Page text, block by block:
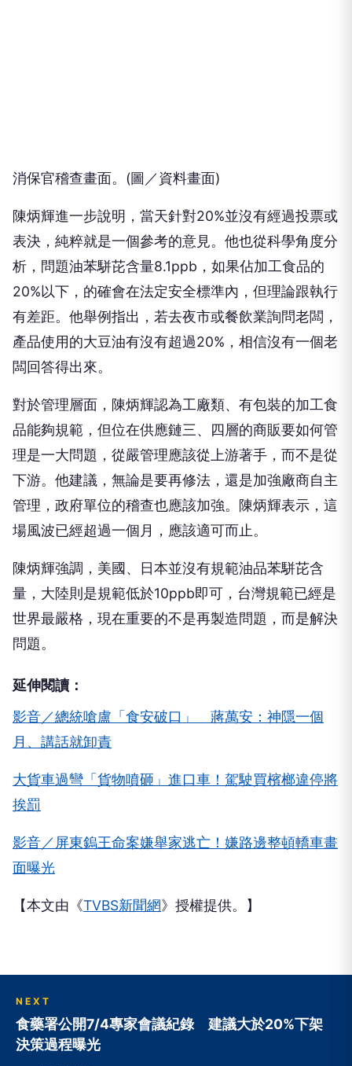
消保官稽查畫面。(圖／資料畫面)
陳炳輝進一步說明，當天針對20%並沒有經過投票或
表決，純粹就是一個參考的意見。他也從科學角度分
析，問題油苯駢芘含量8.1ppb，如果佔加工食品的
20%以下，的確會在法定安全標準內，但理論跟執行
有差距。他舉例指出，若去夜市或餐飲業詢問老闆，
產品使用的大豆油有沒有超過20%，相信沒有一個老
闆回答得出來。
對於管理層面，陳炳輝認為工廠類、有包裝的加工食
品能夠規範，但位在供應鏈三、四層的商販要如何管
理是一大問題，從嚴管理應該從上游著手，而不是從
下游。他建議，無論是要再修法，還是加強廠商自主
管理，政府單位的稽查也應該加強。陳炳輝表示，這
場風波已經超過一個月，應該適可而止。
陳炳輝強調，美國、日本並沒有規範油品苯駢芘含
量，大陸則是規範低於10ppb即可，台灣規範已經是
世界最嚴格，現在重要的不是再製造問題，而是解決
問題。
延伸閱讀：
影音／總統嗆盧「食安破口」 蔣萬安：神隱一個
月、講話就卸責
大貨車過彎「貨物噴砸」進口車！駕駛買檳榔違停將
挨罰
影音／屏東鎢王命案嫌舉家逃亡！嫌路邊整頓轎車畫
面曝光
【本文由《TVBS新聞網》授權提供。】
NEXT
食藥署公開7/4專家會議紀錄 建議大於20%下架
決策過程曝光